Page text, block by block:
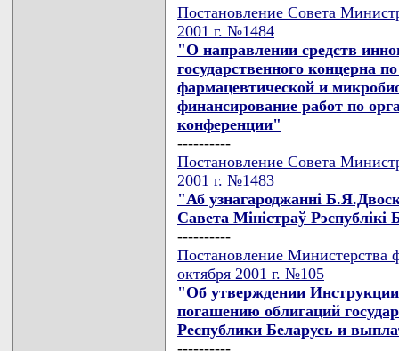
Постановление Совета
2001 г. №1484
"О направлении средств
государственного концерна
фармацевтической и
финансирование работ по
конференции"
----------
Постановление Совета
2001 г. №1483
"Аб узнагароджаннi
Савета Мiнiстраў Рэспублiкi
----------
Постановление Министерства
октября 2001 г. №105
"Об утверждении
погашению облигаций
Республики Беларусь и